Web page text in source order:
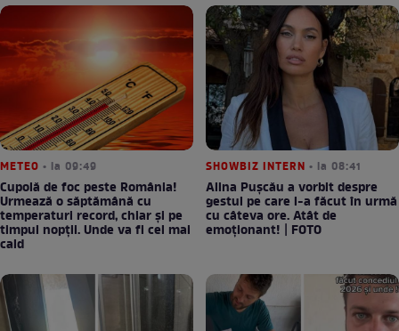
METEO • la 09:49
Cupolă de foc peste România!
Urmează o săptămână cu
temperaturi record, chiar și pe
timpul nopții. Unde va fi cel mai
cald
SHOWBIZ INTERN • la 08:41
Alina Pușcău a vorbit despre
gestul pe care l-a făcut în urmă
cu câteva ore. Atât de
emoționant! | FOTO